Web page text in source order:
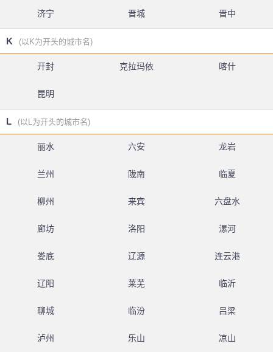
济宁 晋城 晋中
K (以K为开头的城市名)
开封 克拉玛依 喀什
昆明
L (以L为开头的城市名)
丽水 六安 龙岩
兰州 陇南 临夏
柳州 来宾 六盘水
廊坊 洛阳 漯河
娄底 辽源 连云港
辽阳 莱芜 临沂
聊城 临汾 吕梁
泸州 乐山 凉山